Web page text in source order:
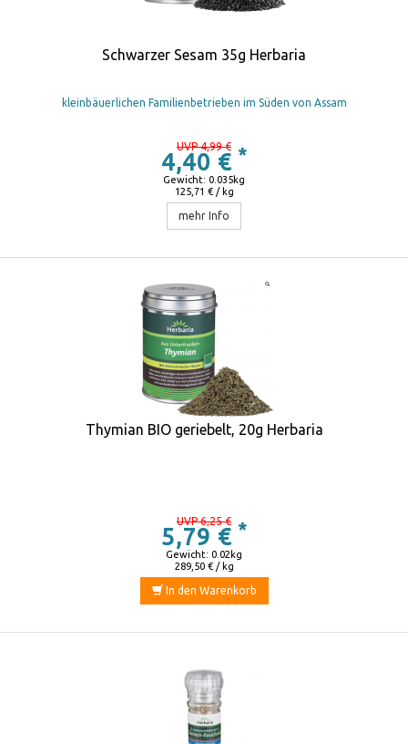
Schwarzer Sesam 35g Herbaria
kleinbäuerlichen Familienbetrieben im Süden von Assam
UVP 4,99 €
4,40 € *
125,71 € / kg
Gewicht: 0.035kg
mehr Info
Thymian BIO geriebelt, 20g Herbaria
UVP 6,25 €
5,79 € *
289,50 € / kg
Gewicht: 0.02kg
In den Warenkorb